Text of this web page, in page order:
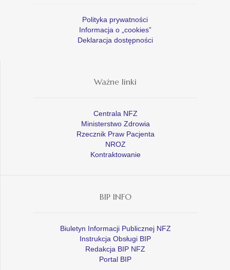
Polityka prywatności
Informacja o „cookies”
Deklaracja dostępności
Ważne linki
Centrala NFZ
Ministerstwo Zdrowia
Rzecznik Praw Pacjenta
NROZ
Kontraktowanie
BIP INFO
Biuletyn Informacji Publicznej NFZ
Instrukcja Obsługi BIP
Redakcja BIP NFZ
Portal BIP